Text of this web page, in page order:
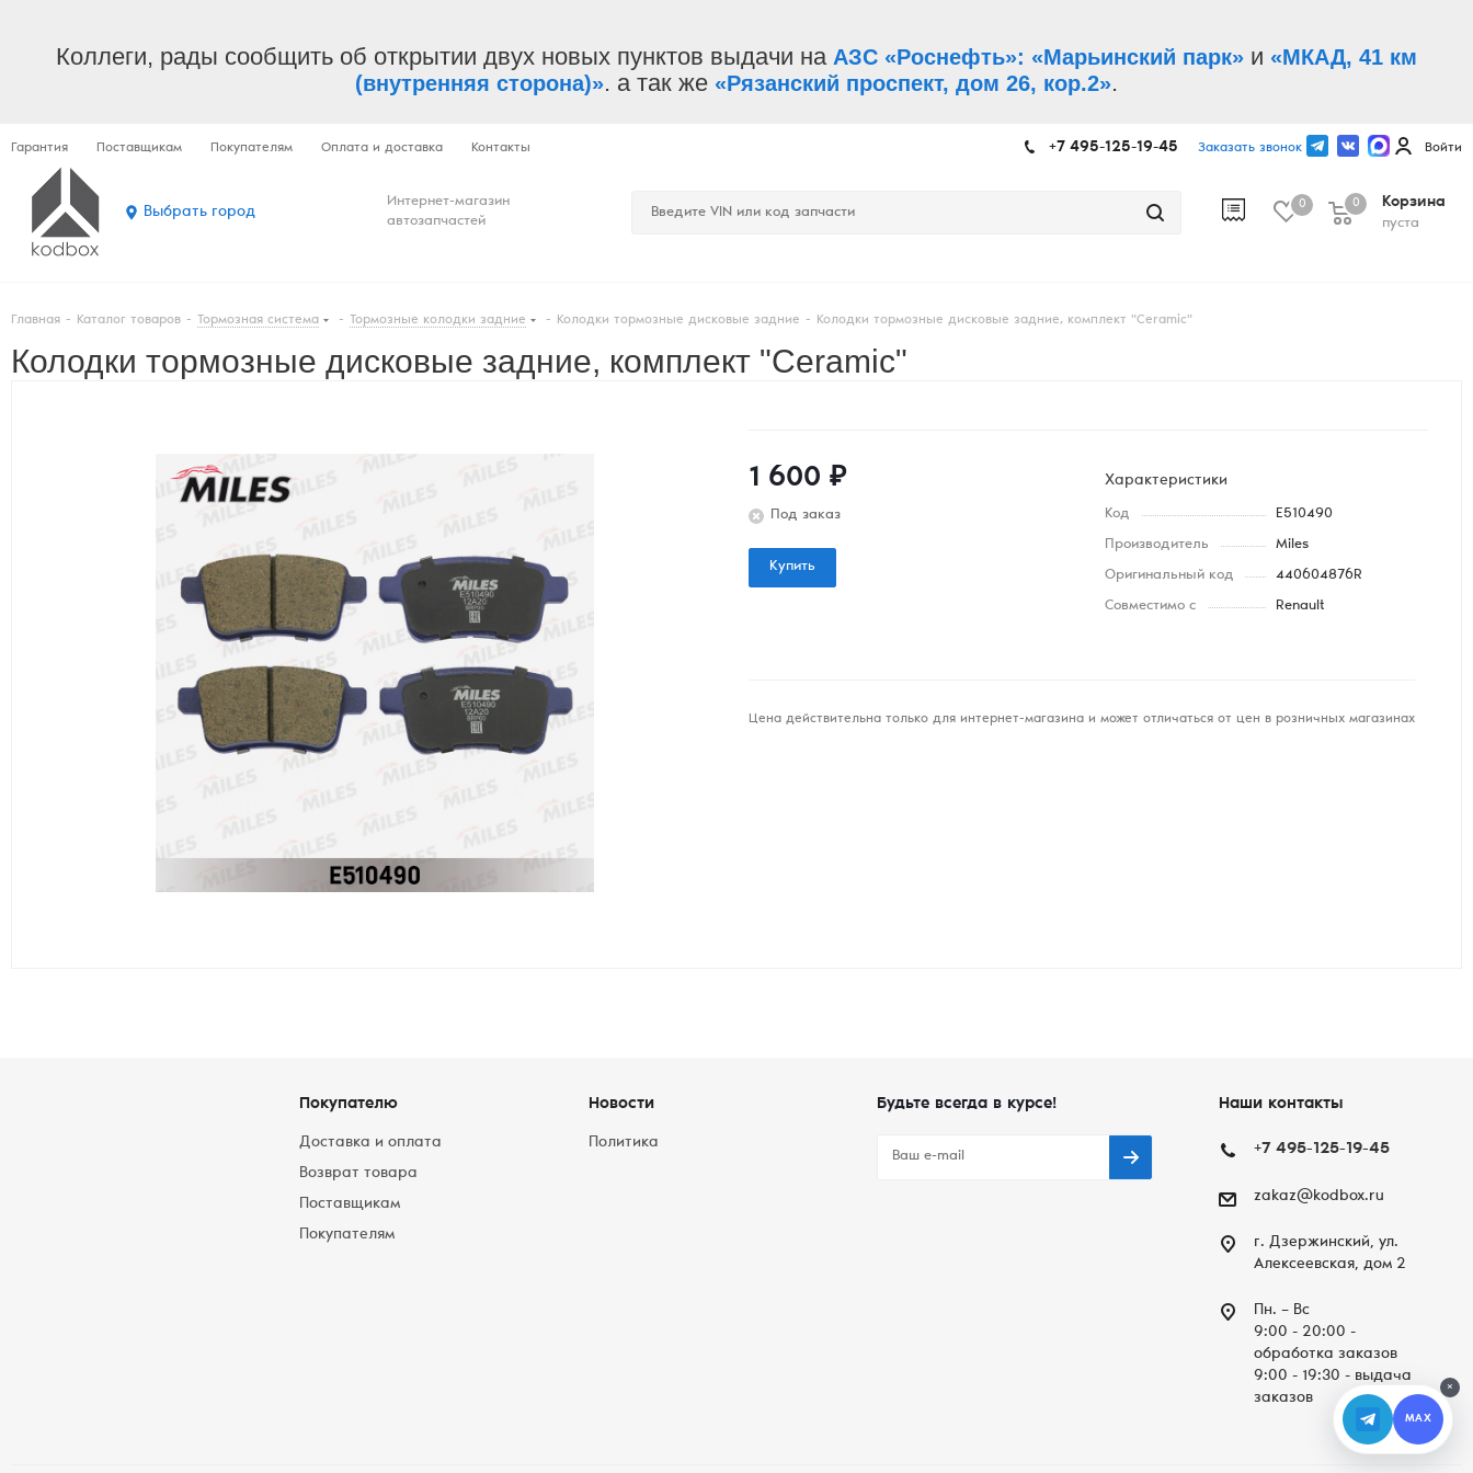
Коллеги, рады сообщить об открытии двух новых пунктов выдачи на АЗС «Роснефть»: «Марьинский парк» и «МКАД, 41 км
(внутренняя сторона)». а так же «Рязанский проспект, дом 26, кор.2».
Гарантия Поставщикам Покупателям Оплата и доставка Контакты +7 495-125-19-45 Заказать звонок Войти
Выбрать город
Интернет-магазин
автозапчастей
0
Корзина
пуста
0
Главная - Каталог товаров - Тормозная система - Тормозные колодки задние - Колодки тормозные дисковые задние - Колодки тормозные дисковые задние, комплект "Ceramic"
Колодки тормозные дисковые задние, комплект "Ceramic"
1 600 ₽
Под заказ
Купить
Характеристики
Код E510490
Производитель Miles
Оригинальный код 440604876R
Совместимо с Renault
Цена действительна только для интернет-магазина и может отличаться от цен в розничных магазинах
Покупателю
Доставка и оплата
Возврат товара
Поставщикам
Покупателям
Новости
Политика
Будьте всегда в курсе! Наши контакты
+7 495-125-19-45
zakaz@kodbox.ru
г. Дзержинский, ул.
Алексеевская, дом 2
Пн. – Вc
9:00 - 20:00 -
обработка заказов
9:00 - 19:30 - выдача
заказов
×
MAX